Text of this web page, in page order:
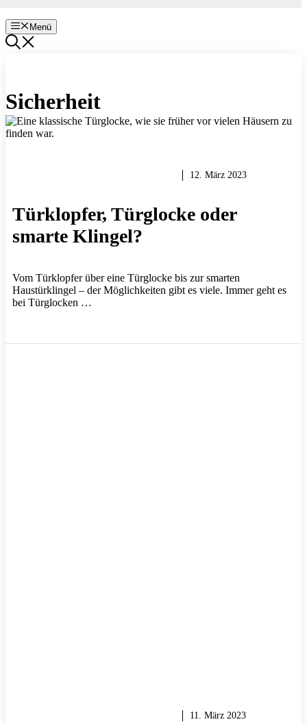
Menü
Sicherheit
12. März 2023
Türklopfer, Türglocke oder
smarte Klingel?
Vom Türklopfer über eine Türglocke bis zur smarten
Haustürklingel – der Möglichkeiten gibt es viele. Immer geht es
bei Türglocken …
11. März 2023